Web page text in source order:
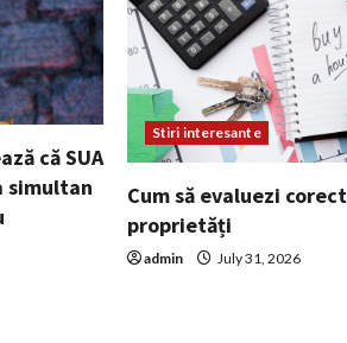
că SUA
simultan
Stiri interesante
Cum să evaluezi
proprietăți
admin July 31, 2026